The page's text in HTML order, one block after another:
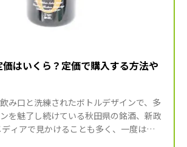
はいくら？定価で購入する方法や
み口と洗練されたボトルデザインで、多
を魅了し続けている秋田県の銘酒、新政
ディアで見かけることも多く、一度は飲